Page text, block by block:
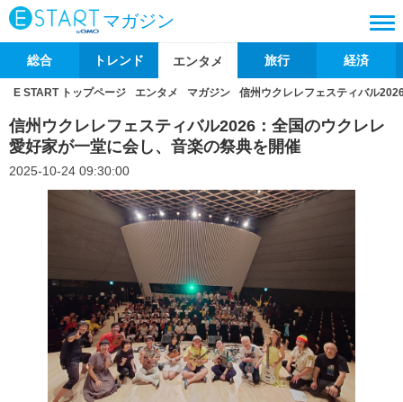
マガジン
総合 トレンド エンタメ 旅行 経済
E START トップページ エンタメ マガジン 信州ウクレレフェスティバル
信州ウクレレフェスティバル2026：全国のウクレレ
愛好家が一堂に会し、音楽の祭典を開催
2025-10-24 09:30:00